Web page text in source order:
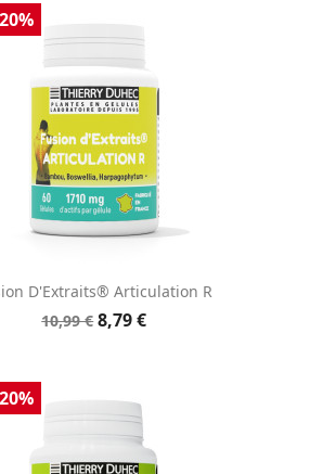
Aperçu rapide
D'Extraits® Articulation R
10,99 € 8,79 €